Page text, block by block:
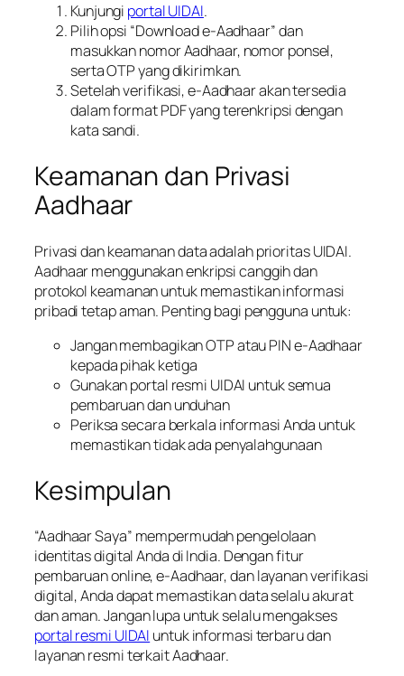
Kunjungi portal UIDAI.
Pilih opsi “Download e-Aadhaar” dan
masukkan nomor Aadhaar, nomor ponsel,
serta OTP yang dikirimkan.
Setelah verifikasi, e-Aadhaar akan tersedia
dalam format PDF yang terenkripsi dengan
kata sandi.
Keamanan dan Privasi
Aadhaar
Privasi dan keamanan data adalah prioritas UIDAI.
Aadhaar menggunakan enkripsi canggih dan
protokol keamanan untuk memastikan informasi
pribadi tetap aman. Penting bagi pengguna untuk:
Jangan membagikan OTP atau PIN e-Aadhaar
kepada pihak ketiga
Gunakan portal resmi UIDAI untuk semua
pembaruan dan unduhan
Periksa secara berkala informasi Anda untuk
memastikan tidak ada penyalahgunaan
Kesimpulan
“Aadhaar Saya” mempermudah pengelolaan
identitas digital Anda di India. Dengan fitur
pembaruan online, e-Aadhaar, dan layanan verifikasi
digital, Anda dapat memastikan data selalu akurat
dan aman. Jangan lupa untuk selalu mengakses
portal resmi UIDAI untuk informasi terbaru dan
layanan resmi terkait Aadhaar.